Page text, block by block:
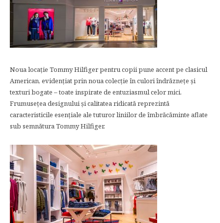
Noua locație Tommy Hilfiger pentru copii pune accent pe clasicul
American, evidențiat prin noua colecție în culori îndrăzneţe şi
texturi bogate – toate inspirate de entuziasmul celor mici.
Frumusețea designului și calitatea ridicată reprezintă
caracteristicile esențiale ale tuturor liniilor de îmbrăcăminte aflate
sub semnătura Tommy Hilfiger.